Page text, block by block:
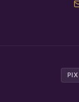
PIX